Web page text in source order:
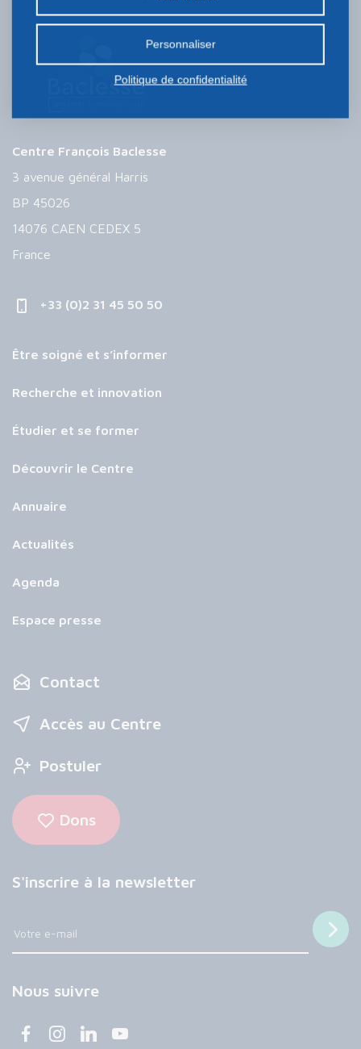
Centre François Baclesse
3 avenue général Harris
BP 45026
14076 CAEN CEDEX 5
France
+33 (0)2 31 45 50 50
Être soigné et s’informer
Recherche et innovation
Étudier et se former
Découvrir le Centre
Annuaire
Actualités
Agenda
Espace presse
Contact
Accès au Centre
Postuler
Dons
S'inscrire à la newsletter
Nous suivre
préalable.
Personnaliser
Politique de confidentialité